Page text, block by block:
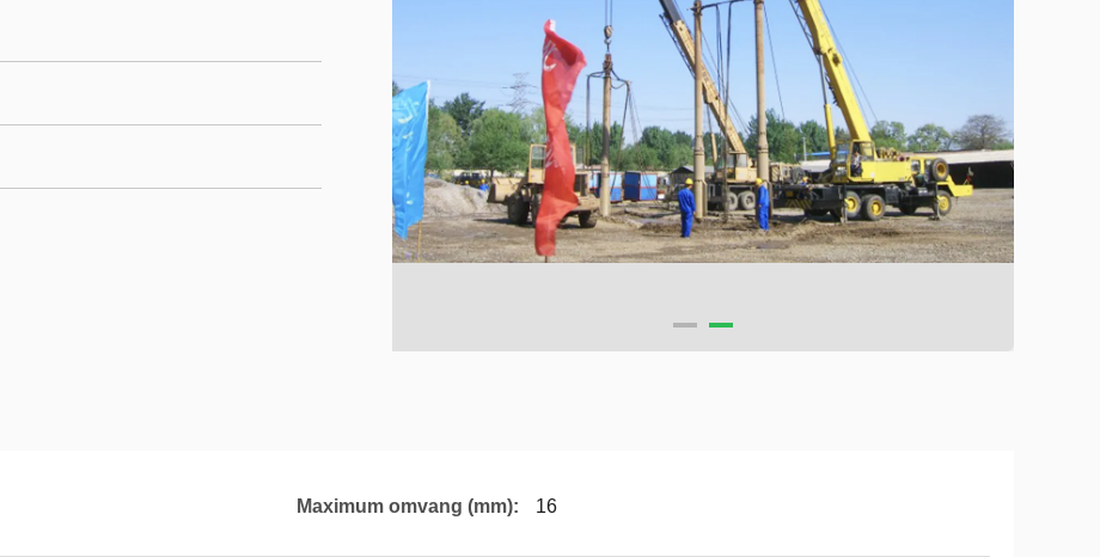
Maximum omvang (mm): 16